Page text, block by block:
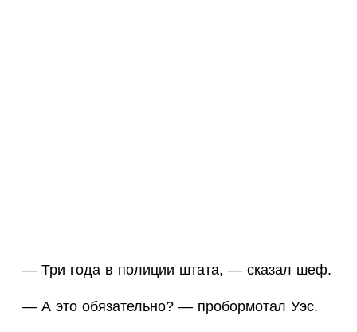
— Три года в полиции штата, — сказал шеф.
— А это обязательно? — пробормотал Уэс.